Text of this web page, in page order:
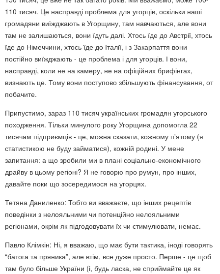
110 тисяч. Це насправді проблема для угорців, оскільки наші
громадяни виїжджають в Угорщину, там навчаються, але вони
там не залишаються, вони їдуть далі. Хтось їде до Австрії, хтось
їде до Німеччини, хтось їде до Італії, і з Закарпаття вони
постійно виїжджають - це проблема і для угорців. І вони,
насправді, коли не на камеру, не на офіційних брифінгах,
визнають це. Тому вони поступово збільшують фінансування, от
побачите.
Припустимо, зараз 110 тисяч українських громадян угорського
походження. Тільки минулого року Угорщина допомогла 22
тисячам підприємців - це, можна сказати, кожному п'ятому (я
статистикою не буду займатися), кожній родині. У мене
запитання: а що зробили ми в плані соціально-економічного
драйву в цьому регіоні? Я не говорю про румун, про інших,
давайте поки що зосередимося на угорцях.
Тетяна Даниленко: Тобто ви вважаєте, що інших рецептів
поведінки з нелояльними чи потенційно нелояльними
регіонами, окрім як підгодовувати їх чи стимулювати, немає.
Павло Клімкін: Ні, я вважаю, що має бути тактика, іноді говорять
“батога та пряника”, але втім, все дуже просто. Перше - це щоб
там було більше України (і, будь ласка, не сприймайте це як